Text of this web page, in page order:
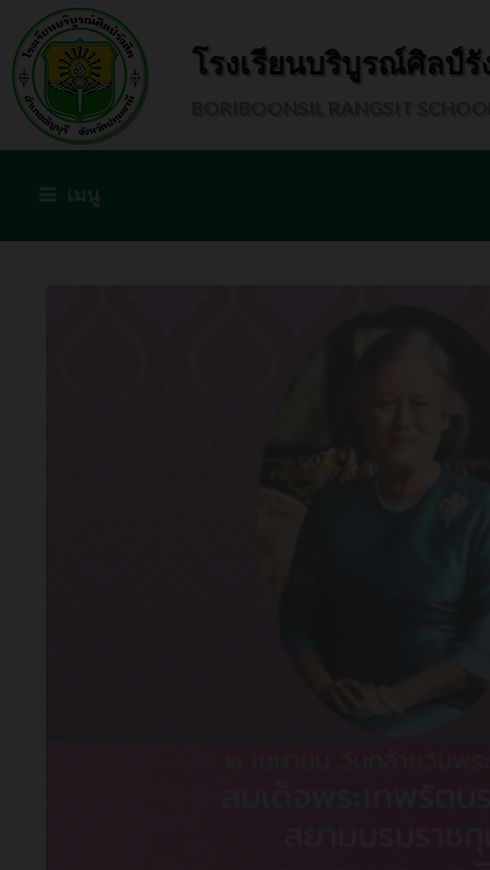
โรงเรียนบริบูรณ์ศิลป์รั
เมนู